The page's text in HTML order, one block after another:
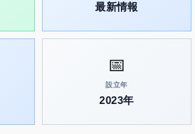
最新情報
📅
設立年
2023年